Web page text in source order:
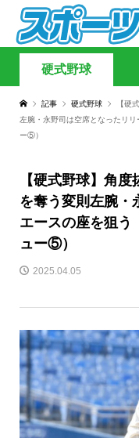
硬式野球
記事 硬式野球
【硬
左腕・永野司は空席となったリ
ー⑤）
【硬式野球】角
を奪う変則左腕・
エースの座を狙
ュー⑤）
2025.04.05